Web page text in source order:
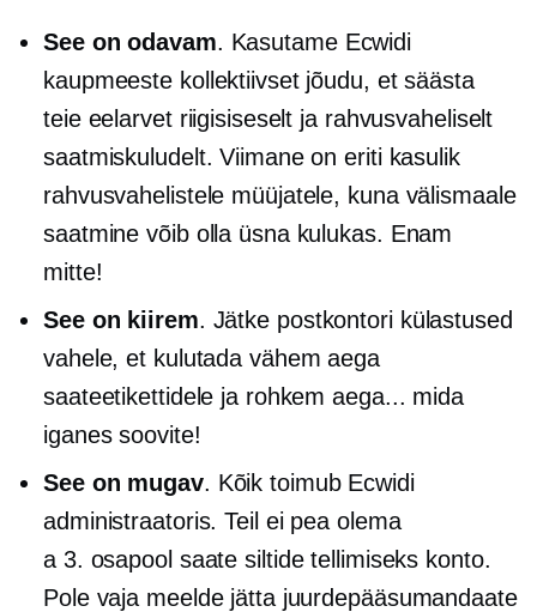
See on odavam. Kasutame Ecwidi
kaupmeeste kollektiivset jõudu, et säästa
teie eelarvet riigisiseselt ja rahvusvaheliselt
saatmiskuludelt. Viimane on eriti kasulik
rahvusvahelistele müüjatele, kuna välismaale
saatmine võib olla üsna kulukas. Enam
mitte!
See on kiirem. Jätke postkontori külastused
vahele, et kulutada vähem aega
saateetikettidele ja rohkem aega... mida
iganes soovite!
See on mugav. Kõik toimub Ecwidi
administraatoris. Teil ei pea olema
a 3. osapool saate siltide tellimiseks konto.
Pole vaja meelde jätta juurdepääsumandaate